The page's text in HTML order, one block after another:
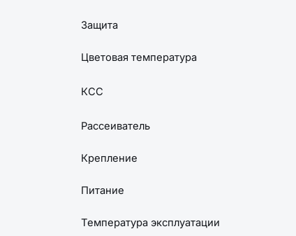
Защита
Цветовая температура
КСС
Рассеиватель
Крепление
Питание
Температура эксплуатации